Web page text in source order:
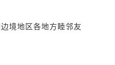
境地区各地方睦邻友